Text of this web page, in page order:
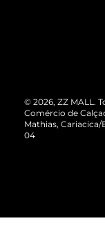
ZZ MALL é
Cartão
Vendas
Devolução
Compre pelo
© 2026, ZZ MALL.
Comércio de
Mathias, Cariacica/
04